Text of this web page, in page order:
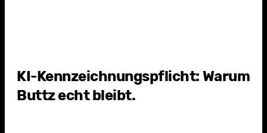
KI-Kennzeichnungspflicht: Warum
Buttz echt bleibt.